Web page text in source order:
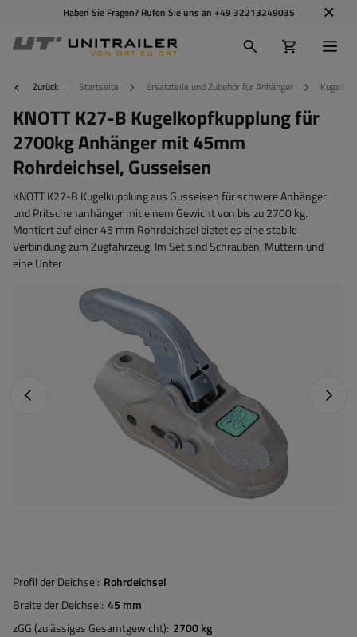
Haben Sie Fragen? Rufen Sie uns an +49 32213249035
Zurück Startseite Ersatzteile und Zubehör für Anhänger
KNOTT K27-B Kugelkopfkupplung für
2700kg Anhänger mit 45mm
Rohrdeichsel, Gusseisen
KNOTT K27-B Kugelkupplung aus Gusseisen für schwere Anhänger
und Pritschenanhänger mit einem Gewicht von bis zu 2700 kg.
Montiert auf einer 45 mm Rohrdeichsel bietet es eine stabile
Verbindung zum Zugfahrzeug. Im Set sind Schrauben, Muttern und
eine Unter
Vorheriges Foto
Profil der Deichsel Rohrdeichsel
Breite der Deichsel 45 mm
zGG (zulässiges Gesamtgewicht) 2700 kg